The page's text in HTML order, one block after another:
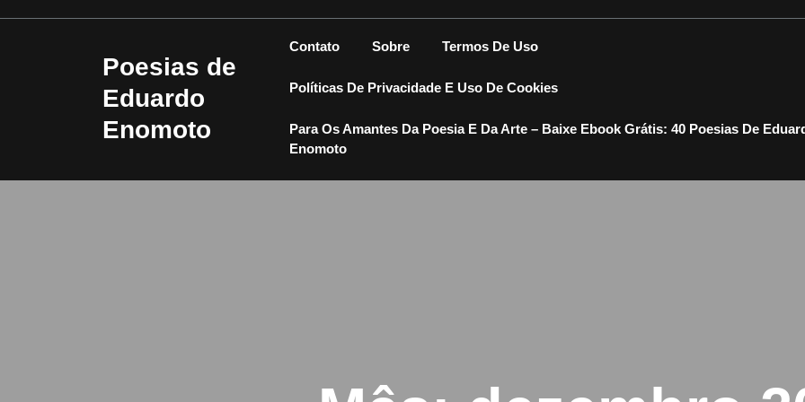
Poesias de
Eduardo
Enomoto
Contato Sobre Termos De Uso
Políticas De Privacidade E Uso De Cookies
Para Os Amantes Da Poesia E Da Arte – Baixe Ebook Grátis: 40 Poesias De
Enomoto